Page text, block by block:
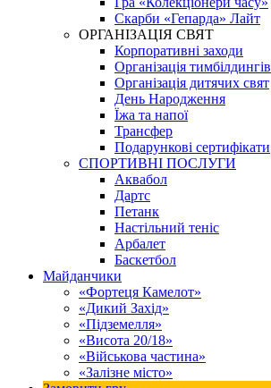
Скарби «Гепарда» Лайт
ОРГАНІЗАЦІЯ СВЯТ
Корпоративні заходи
Організація тимбілдингів
Організація дитячих свят
День Народження
Їжа та напої
Трансфер
Подарункові сертифікати
СПОРТИВНІ ПОСЛУГИ
Аквабол
Дартс
Петанк
Настільний теніс
Арбалет
Баскетбол
Майданчики
«Фортеця Камелот»
«Дикий Захід»
«Підземелля»
«Висота 20/18»
«Військова частина»
«Залізне місто»